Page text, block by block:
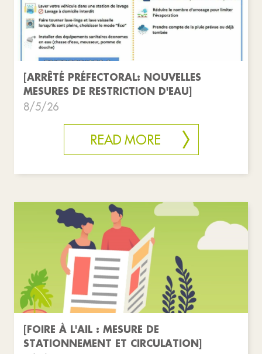
[ARRÊTÉ PRÉFECTORAL: NOUVELLES
MESURES DE RESTRICTION D'EAU]
8/5/26
READ MORE
[FOIRE À L'AIL : MESURE DE
STATIONNEMENT ET CIRCULATION]